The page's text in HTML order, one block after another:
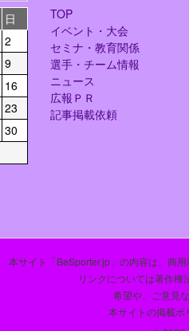
日
2
9
16
23
30
TOP
イベント・大会
セミナ・教育関係
選手・チーム情報
ニュース
広報ＰＲ
記事掲載依頼
本サイト「BeSporter.jp」の内容は、商
リンクについては著作権
希望や、ご意見
本サイトの掲載ポ